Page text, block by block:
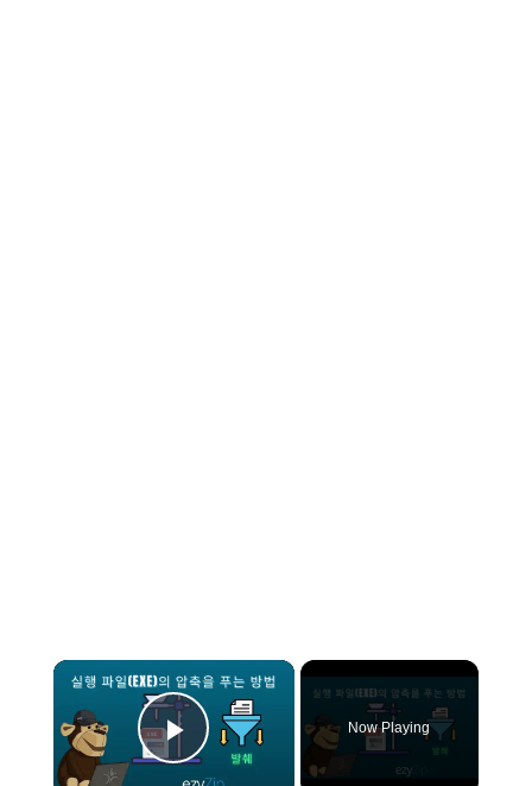
×
Play Video
Now Playing